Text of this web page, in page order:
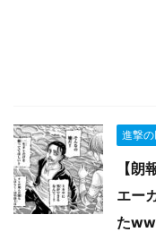
進撃の
【
エー
た